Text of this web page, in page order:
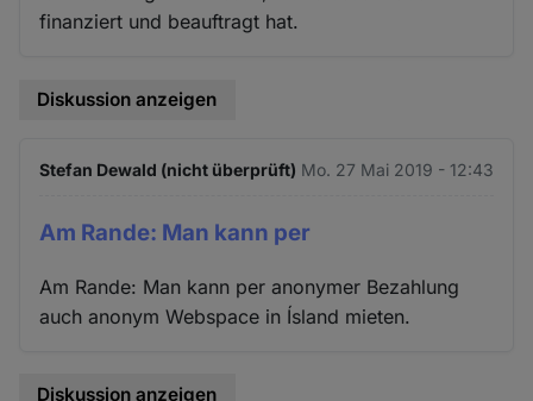
finanziert und beauftragt hat.
Diskussion anzeigen
Stefan Dewald (nicht überprüft) Mo. 27 Mai 2019 - 12:43
Am Rande: Man kann per
Am Rande: Man kann per anonymer Bezahlung
auch anonym Webspace in Ísland mieten.
Diskussion anzeigen